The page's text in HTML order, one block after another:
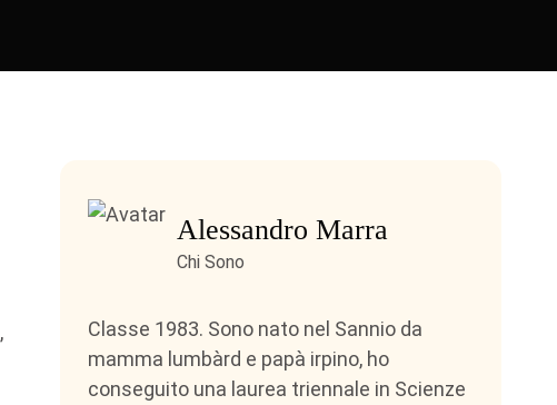
Alessandro Marra
Chi Sono
Classe 1983. Sono nato nel Sannio da
mamma lumbàrd e papà irpino, ho
conseguito una laurea triennale in Scienze